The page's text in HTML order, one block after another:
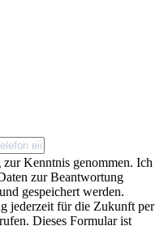
Kenntnis genommen. Ich
zur Beantwortung
gespeichert werden.
jederzeit für die Zukunft per
Dieses Formular ist